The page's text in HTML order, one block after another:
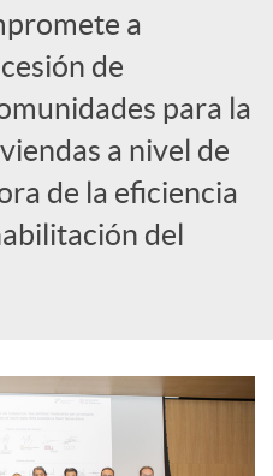
a
de
para la
a nivel de
de la eficiencia
del